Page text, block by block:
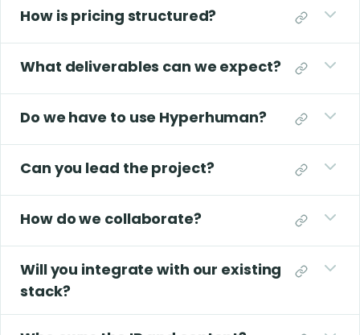
How is pricing structured?
What deliverables can we expect?
Do we have to use Hyperhuman?
Can you lead the project?
How do we collaborate?
Will you integrate with our existing
stack?